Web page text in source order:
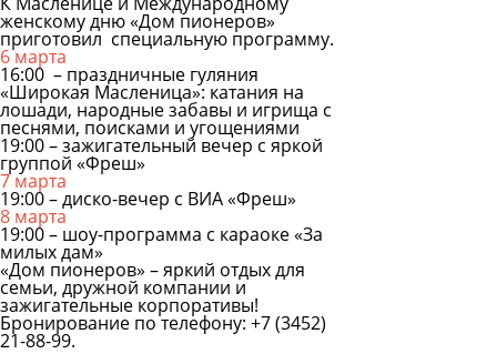
женскому дню «Дом пионеров»
приготовил специальную программу.
6 марта
16:00 – праздничные гуляния
«Широкая Масленица»: катания на
лошади, народные забавы и игрища с
песнями, поисками и угощениями
19:00 – зажигательный вечер с яркой
группой «Фреш»
7 марта
19:00 – диско-вечер с ВИА «Фреш»
8 марта
19:00 – шоу-программа с караоке «За
милых дам»
«Дом пионеров» – яркий отдых для
семьи, дружной компании и
зажигательные корпоративы!
Бронирование по телефону: +7 (3452)
21-88-99.